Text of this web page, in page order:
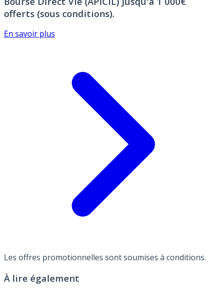
offerts (sous conditions).
En savoir plus
Les offres promotionnelles sont soumises à conditions.
À lire également